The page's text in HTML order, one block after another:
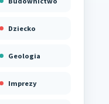
Dziecko
Geologia
Imprezy